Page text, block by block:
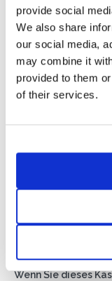
provide social
We also share
our social media,
may combine it
provided to them
of their services.
Privacy*
Ich genehmige die
Newsletter
Wenn Sie dieses